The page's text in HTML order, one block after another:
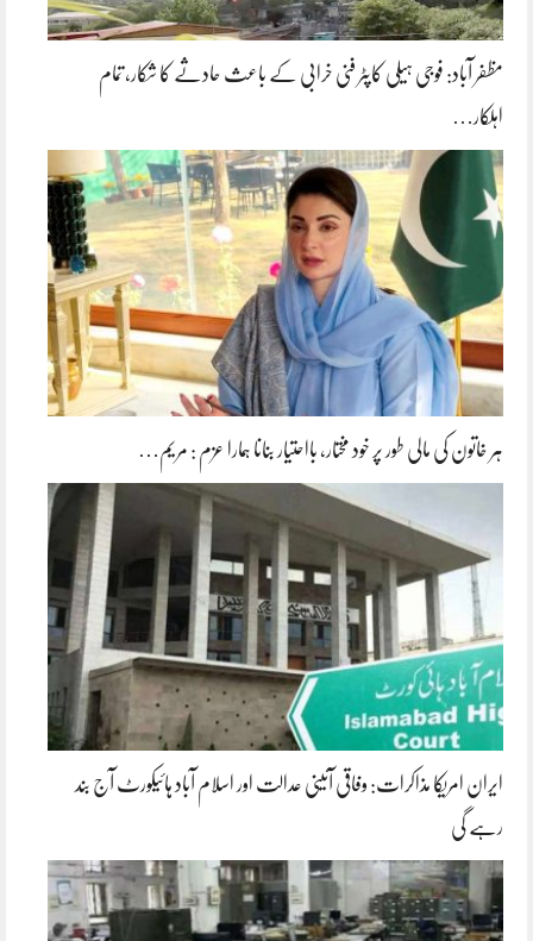
مظفر آباد: فوجی ہیلی کاپٹر فنی خرابی کے باعث حادثے کا شکار، تمام
اہلکار…
ہر خاتون کی مالی طور پر خود مختار، بااحتیار بنانا ہمارا عزم : مریم…
ایران امریکا مذاکرات: وفاقی آئینی عدالت اور اسلام آباد ہائیکورٹ آج بند
رہے گی